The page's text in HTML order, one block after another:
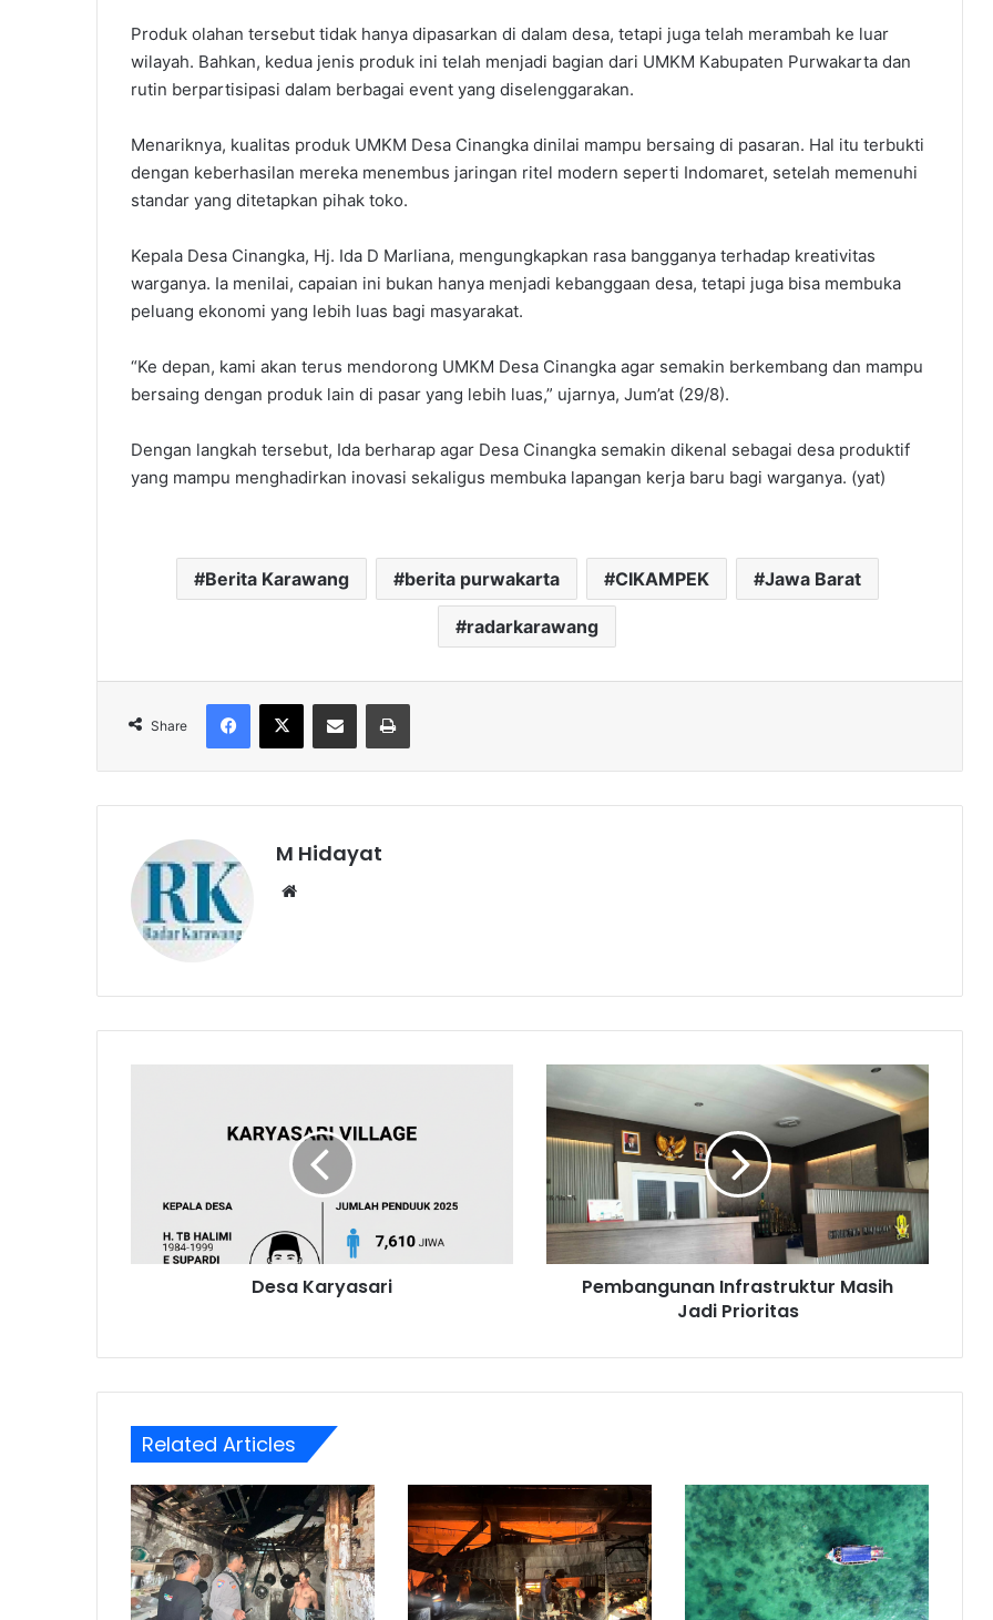
‎Produk olahan tersebut tidak hanya dipasarkan di dalam desa, tetapi juga telah merambah ke luar
wilayah. Bahkan, kedua jenis produk ini telah menjadi bagian dari UMKM Kabupaten Purwakarta dan
rutin berpartisipasi dalam berbagai event yang diselenggarakan.
‎Menariknya, kualitas produk UMKM Desa Cinangka dinilai mampu bersaing di pasaran. Hal itu terbukti
dengan keberhasilan mereka menembus jaringan ritel modern seperti Indomaret, setelah memenuhi
standar yang ditetapkan pihak toko.
‎Kepala Desa Cinangka, Hj. Ida D Marliana, mengungkapkan rasa bangganya terhadap kreativitas
warganya. Ia menilai, capaian ini bukan hanya menjadi kebanggaan desa, tetapi juga bisa membuka
peluang ekonomi yang lebih luas bagi masyarakat.
‎“Ke depan, kami akan terus mendorong UMKM Desa Cinangka agar semakin berkembang dan mampu
bersaing dengan produk lain di pasar yang lebih luas,” ujarnya, Jum’at (29/8).
‎Dengan langkah tersebut, Ida berharap agar Desa Cinangka semakin dikenal sebagai desa produktif
yang mampu menghadirkan inovasi sekaligus membuka lapangan kerja baru bagi warganya. (yat)
Berita Karawang berita purwakarta CIKAMPEK Jawa Barat
radarkarawang
Share
Facebook
X Share via Email Print
M Hidayat
Desa Karyasari
Jadi
Prioritas
Pembangunan Infrastruktur Masih
Jadi Prioritas
Related Articles